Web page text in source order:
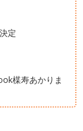
定
楳寿あかりま